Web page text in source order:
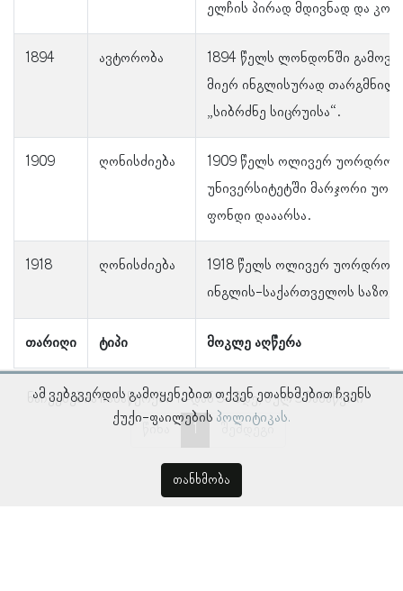
თარიღი ტიპი მოკლე აღწერა
ელჩის პირად მდივნად და
1894 ავტორობა
1894 წელს ლონდონში
მიერ ინგლისურად
„სიბრძნე სიცრუისა“.
1909 ღონისძიება
1909 წელს ოლივერ
უნივერსიტეტში მარჯორი
ფონდი დააარსა.
1918 ღონისძიება
1918 წელს ოლივერ
ინგლის-საქართველოს
ნაჩვენებია ჩანაწერები 1–დან 5–მდე, სულ 5 ჩანაწერი
წინა
შემდეგი
ამ ვებგვერდის გამოყენებით თქვენ ეთანხმებით ჩვენს
ქუქი-ფაილების პოლიტიკას.
თანხმობა